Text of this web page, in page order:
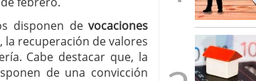
disponen devocaciones
recuperación de valores
Cabe destacar que, la
de una convicción